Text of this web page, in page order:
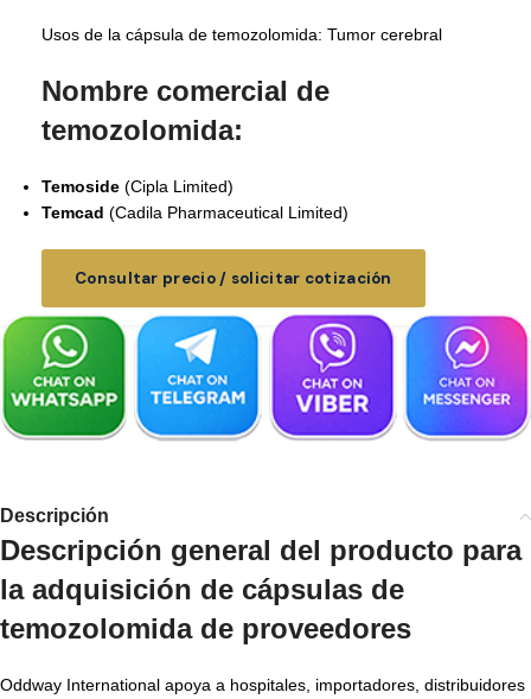
Usos de la cápsula de temozolomida: Tumor cerebral
Nombre comercial de
temozolomida:
Temoside (Cipla Limited)
Temcad (Cadila Pharmaceutical Limited)
Consultar precio / solicitar cotización
Descripción
Descripción general del producto para
la adquisición de cápsulas de
temozolomida de proveedores
Oddway International apoya a hospitales, importadores, distribuidores